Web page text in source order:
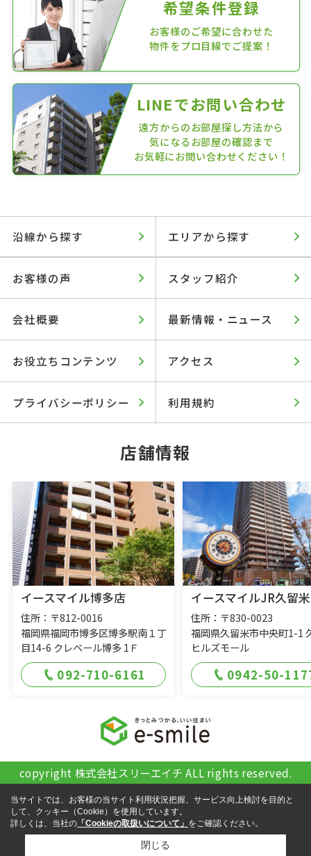
希望条件登録
お客様のご希望に合わせた
物件をプロ目線でご提案！
LINEでお問い合わせ
遠方からのお部屋探し方法から
気になるお部屋の確認まで
お気軽にお問い合わせください！
沿線から探す エリアから探す
お客様の声 スタッフ紹介
会社概要 最新情報・ニュース
お役立ちコンテンツ アクセス
プライバシーポリシー 利用規約
店舗情報
イースマイル博多店
住所：〒812-0016
福岡県福岡市博多区博多駅南１丁
目14-6 クレベール博多 1Ｆ
092-710-6161
イースマイルJR久留
住所：〒830-0023
福岡県久留米市中央町1-1
ヒルズモール
0942-50-
copyright 株式会社スリーエイチ ALL rights reserved.
当サイトでは、お客様の当サイト利用状況把握、サービス向上検討を目的と
して、クッキー（Cookie）を使用しています。
詳しくは、当社の 「Cookieの取扱いについて」 をご確認ください。
閉じる